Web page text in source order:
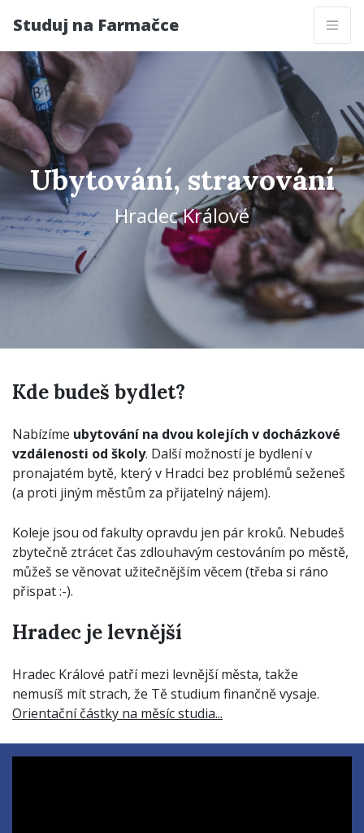
Studuj na Farmačce
Ubytování, stravování
Hradec Králové
Kde budeš bydlet?
Nabízíme ubytování na dvou kolejích v docházkové
vzdálenosti od školy. Další možností je bydlení v
pronajatém bytě, který v Hradci bez problémů seženeš
(a proti jiným městům za přijatelný nájem).
Koleje jsou od fakulty opravdu jen pár kroků. Nebudeš
zbytečně ztrácet čas zdlouhavým cestováním po městě,
můžeš se věnovat užitečnějším věcem (třeba si ráno
přispat :-).
Hradec je levnější
Hradec Králové patří mezi levnější města, takže
nemusíš mít strach, že Tě studium finančně vysaje.
Orientační částky na měsíc studia...